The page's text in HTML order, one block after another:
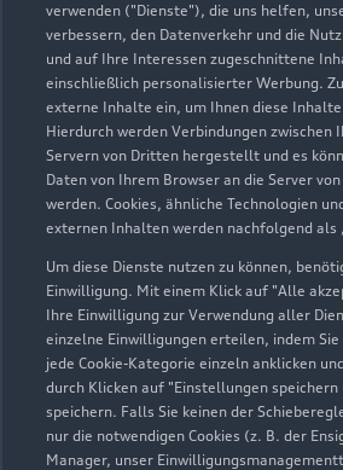
verwenden ("Dienste"), die uns helfen,
verbessern, den Datenverkehr und die
und auf Ihre Interessen zugeschnittene
einschließlich personalisierter Werbung.
externe Inhalte ein, um Ihnen diese
Hierdurch werden Verbindungen zwischen
Servern von Dritten hergestellt und es
Daten von Ihrem Browser an die Server
werden. Cookies, ähnliche Technologien
externen Inhalten werden nachfolgend als
Um diese Dienste nutzen zu können,
Einwilligung. Mit einem Klick auf "Alle
Ihre Einwilligung zur Verwendung aller
einzelne Einwilligungen erteilen, indem
jede Cookie-Kategorie einzeln anklicken
durch Klicken auf "Einstellungen
speichern. Falls Sie keinen der
nur die notwendigen Cookies (z. B. der
Manager, unser
Audi
Sommer
Damit Ihr Audi auch im Sommer
passende Pflege in einer Tasche.